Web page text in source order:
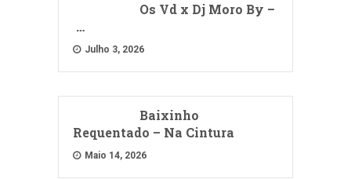
Os Vd x Dj Moro By –
…
Julho 3, 2026
Baixinho
Requentado – Na Cintura
Maio 14, 2026